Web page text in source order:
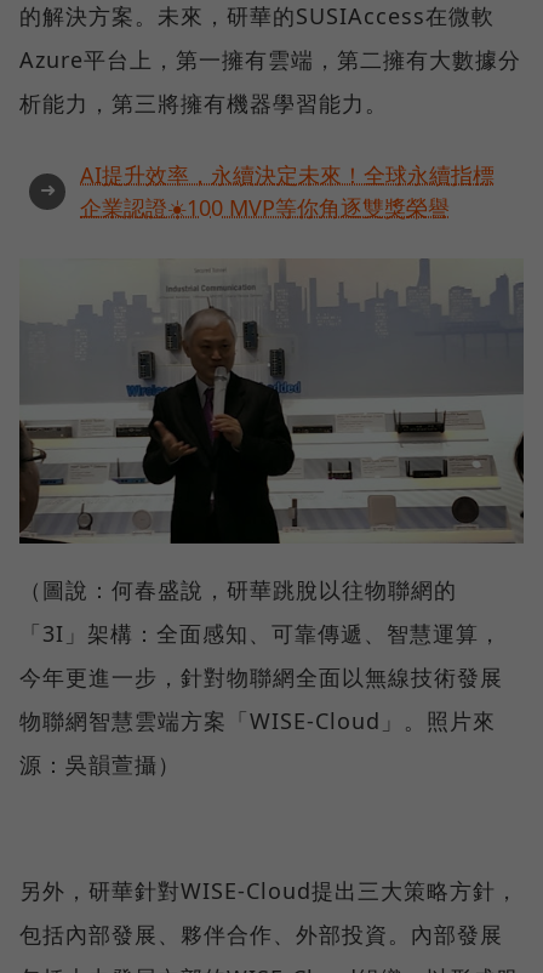
的解決方案。未來，研華的SUSIAccess在微軟
Azure平台上，第一擁有雲端，第二擁有大數據分
析能力，第三將擁有機器學習能力。
➜
AI提升效率，永續決定未來！全球永續指標
企業認證☀️100 MVP等你角逐雙獎榮譽
（圖說：何春盛說，研華跳脫以往物聯網的
「3I」架構：全面感知、可靠傳遞、智慧運算，
今年更進一步，針對物聯網全面以無線技術發展
物聯網智慧雲端方案「WISE-Cloud」。照片來
源：吳韻萱攝）
另外，研華針對WISE-Cloud提出三大策略方針，
包括內部發展、夥伴合作、外部投資。內部發展